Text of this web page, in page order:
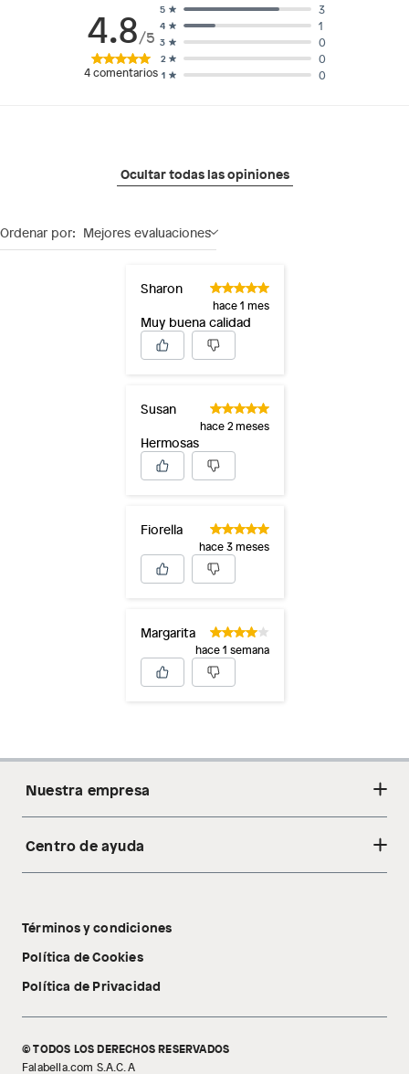
4.8/5
4 comentarios 1 0
2 0
3 0
4 1
5 3
Ocultar todas las opiniones
Ordenar por: Mejores evaluaciones
Sharon
hace 1 mes
Muy buena calidad
Susan
hace 2 meses
Hermosas
Fiorella
hace 3 meses
Margarita
hace 1 semana
Nuestra empresa
Acerca de nosotros
Tecnología Pillow Walk
Centro de ayuda
Libro de reclamaciones
Términos y condiciones
Política de Cookies
Política de Privacidad
© TODOS LOS DERECHOS RESERVADOS
Falabella.com S.A.C. A